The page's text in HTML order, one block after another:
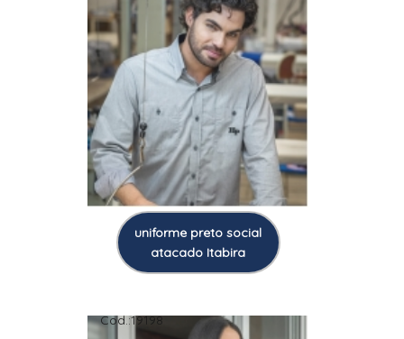
uniforme preto social
atacado Itabira
Cod.:19198